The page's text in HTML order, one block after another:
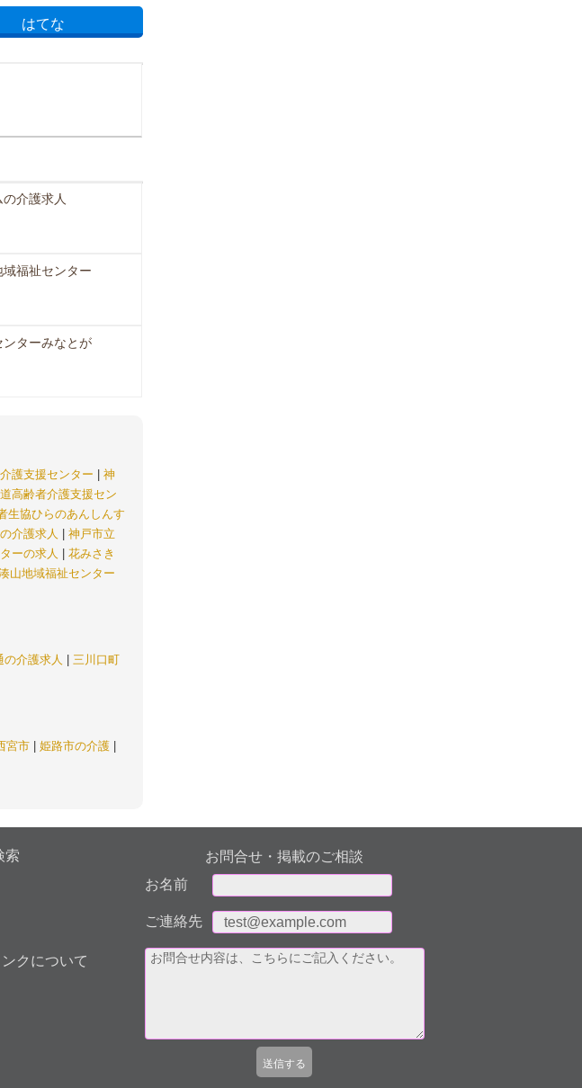
はてな
介護求人
福祉センター
ターみなとが
護支援センター
神
高齢者介護支援セン
生協ひらのあんしんす
介護求人
神戸市立
ーの求人
花みさき
山地域福祉センター
の介護求人
三川口町
宮市 姫路市の介護
索
クについて
お問合せ・掲載のご相談
お名前
ご連絡先